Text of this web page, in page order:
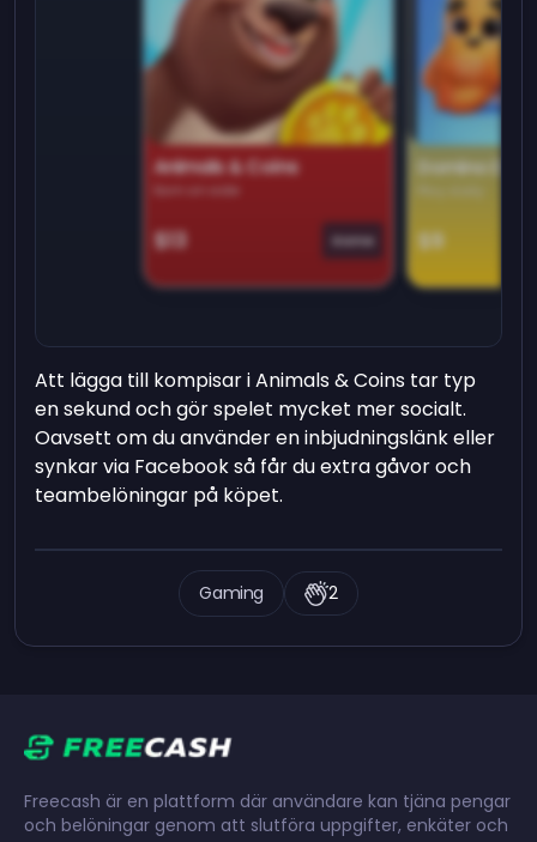
Animals & Coins
Earn on side
$13 Game
Domino
$9
Att lägga till kompisar i Animals & Coins tar typ
en sekund och gör spelet mycket mer socialt.
Oavsett om du använder en inbjudningslänk eller
synkar via Facebook så får du extra gåvor och
teambelöningar på köpet.
Gaming 2
Freecash är en plattform där användare kan tjäna pengar
och belöningar genom att slutföra uppgifter, enkäter och